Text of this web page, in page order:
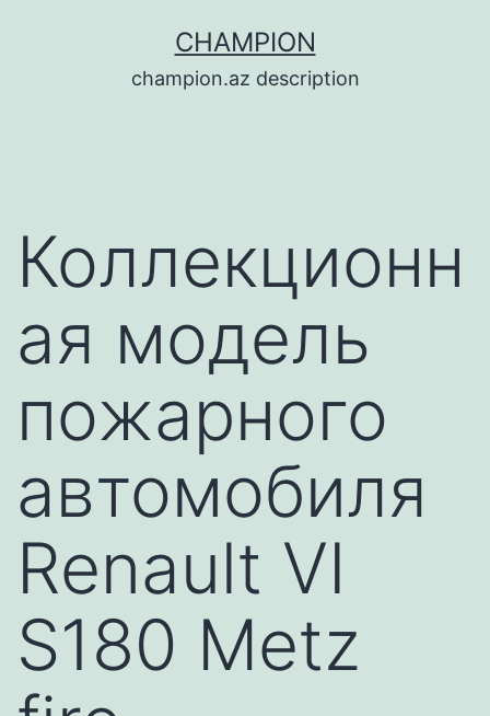
содержимому
CHAMPION
champion.az description
Коллекционн
ая модель
пожарного
автомобиля
Renault VI
S180 Metz